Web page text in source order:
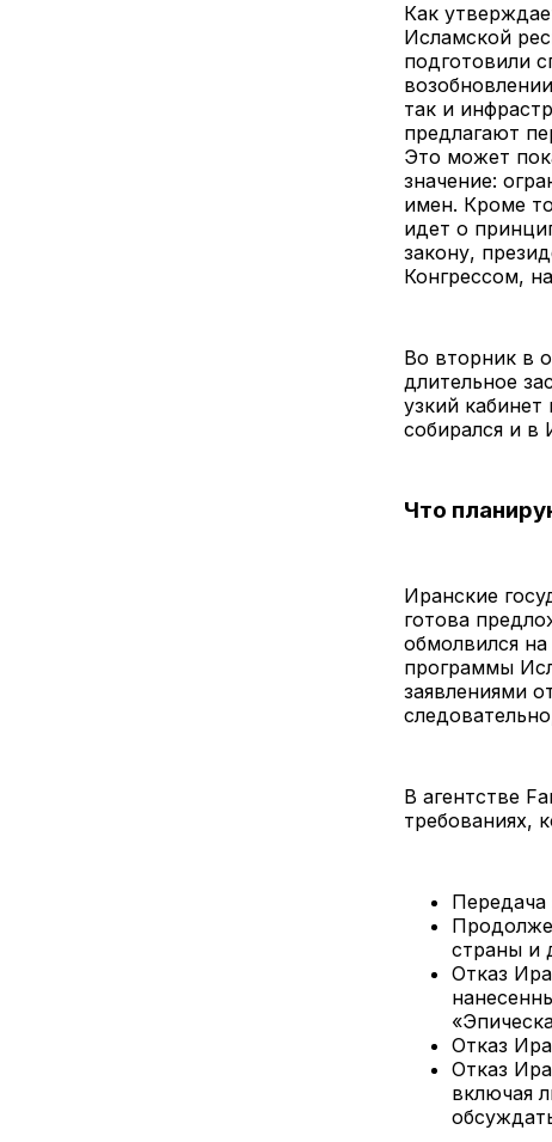
Как
Исламской
подготовили
так и
предлагают
Это может
значение:
имен. Кроме
идет о
закону,
Конгрессом,
Во вторник в
длительное
узкий
собирался и в
Что
Иранские
готова
обмолвился
программы
заявлениями
В агентстве
требованиях,
страны и
Отказ
Отказ
Отказ
включая